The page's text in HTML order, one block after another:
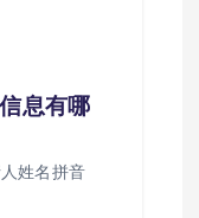
息有哪
姓名拼音